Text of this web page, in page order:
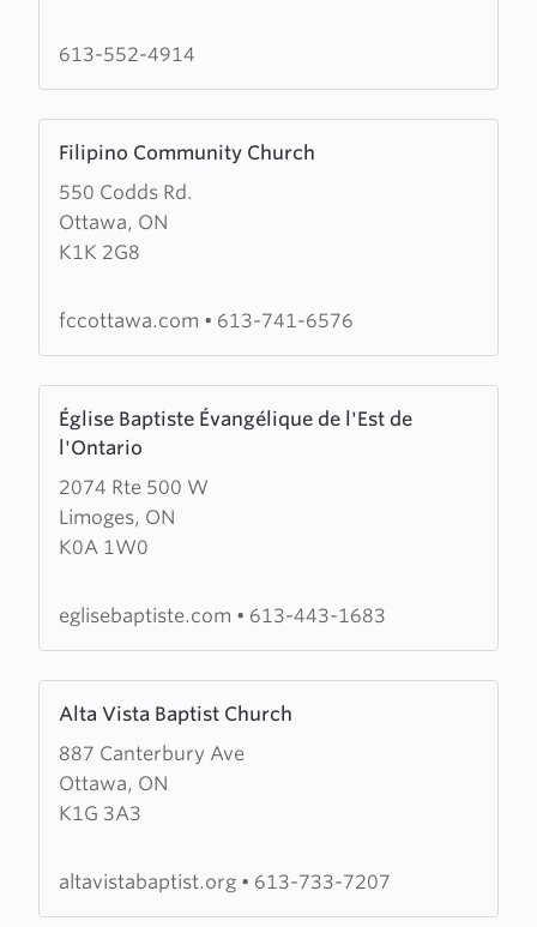
613-552-4914
Filipino Community Church
550 Codds Rd.
Ottawa, ON
K1K 2G8
more
about
Filipino
Community
fccottawa.com • 613-741-6576
Église Baptiste Évangélique de l'Est de
l'Ontario
2074 Rte 500 W
Limoges, ON
K0A 1W0
more
about
Église
Baptiste
Évangélique
l'Est
eglisebaptiste.com • 613-443-1683
Alta Vista Baptist Church
887 Canterbury Ave
Ottawa, ON
K1G 3A3
more
about
Alta
Vista
Church
altavistabaptist.org • 613-733-7207